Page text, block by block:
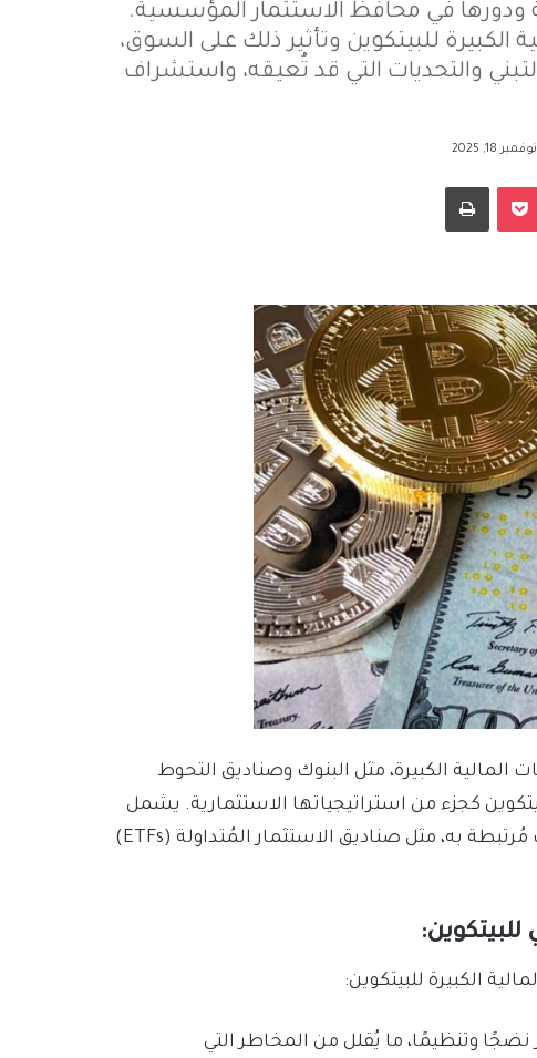
في محافظ الاستثمار المؤسسية.
للبيتكوين وتأثير ذلك على السوق،
والتحديات التي قد تُعيقه، واستشراف
18, 2025
طباعة
الكبيرة، مثل البنوك وصناديق التحوط
كجزء من استراتيجياتها الاستثمارية. يشمل
ذلك الاستثمار المباشر في البيتكوين أو تقديم خدمات مُرتبطة به، مثل صناديق الاستثمار المُتداولة (ETFs)
الكبيرة للبيتكوين:
نضجًا وتنظيمًا، ما يُقلل من المخاطر التي